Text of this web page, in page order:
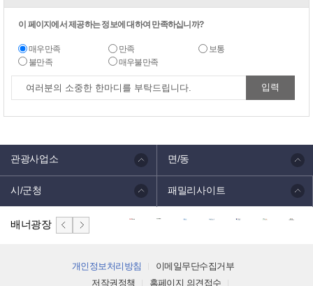
이 페이지에서 제공하는 정보에 대하여 만족하십니까?
매우만족 만족
보통
불만족
매우불만족
관광사업소 면/동
시/군청 패밀리사이트
배너광장
개인정보처리방침
이메일무단수집거부
저작권정책
홈페이지 의견접수